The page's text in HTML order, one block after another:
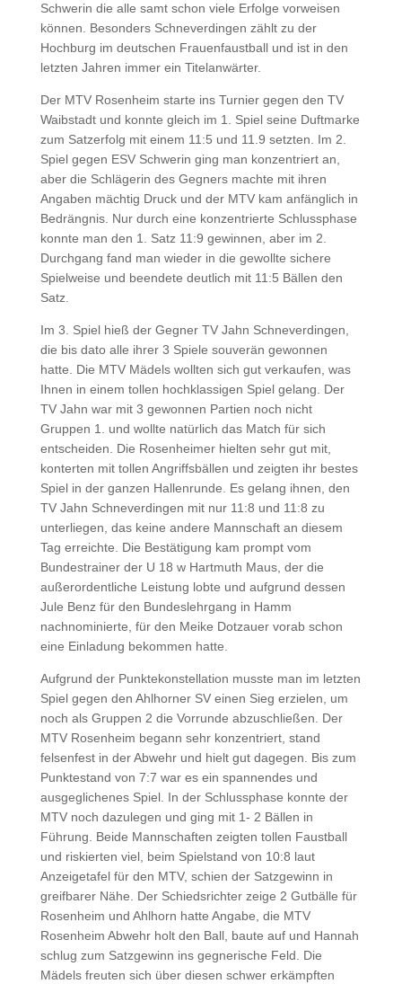
Schwerin die alle samt schon viele Erfolge vorweisen
können. Besonders Schneverdingen zählt zu der
Hochburg im deutschen Frauenfaustball und ist in den
letzten Jahren immer ein Titelanwärter.
Der MTV Rosenheim starte ins Turnier gegen den TV
Waibstadt und konnte gleich im 1. Spiel seine Duftmarke
zum Satzerfolg mit einem 11:5 und 11.9 setzten. Im 2.
Spiel gegen ESV Schwerin ging man konzentriert an,
aber die Schlägerin des Gegners machte mit ihren
Angaben mächtig Druck und der MTV kam anfänglich in
Bedrängnis. Nur durch eine konzentrierte Schlussphase
konnte man den 1. Satz 11:9 gewinnen, aber im 2.
Durchgang fand man wieder in die gewollte sichere
Spielweise und beendete deutlich mit 11:5 Bällen den
Satz.
Im 3. Spiel hieß der Gegner TV Jahn Schneverdingen,
die bis dato alle ihrer 3 Spiele souverän gewonnen
hatte. Die MTV Mädels wollten sich gut verkaufen, was
Ihnen in einem tollen hochklassigen Spiel gelang. Der
TV Jahn war mit 3 gewonnen Partien noch nicht
Gruppen 1. und wollte natürlich das Match für sich
entscheiden. Die Rosenheimer hielten sehr gut mit,
konterten mit tollen Angriffsbällen und zeigten ihr bestes
Spiel in der ganzen Hallenrunde. Es gelang ihnen, den
TV Jahn Schneverdingen mit nur 11:8 und 11:8 zu
unterliegen, das keine andere Mannschaft an diesem
Tag erreichte. Die Bestätigung kam prompt vom
Bundestrainer der U 18 w Hartmuth Maus, der die
außerordentliche Leistung lobte und aufgrund dessen
Jule Benz für den Bundeslehrgang in Hamm
nachnominierte, für den Meike Dotzauer vorab schon
eine Einladung bekommen hatte.
Aufgrund der Punktekonstellation musste man im letzten
Spiel gegen den Ahlhorner SV einen Sieg erzielen, um
noch als Gruppen 2 die Vorrunde abzuschließen. Der
MTV Rosenheim begann sehr konzentriert, stand
felsenfest in der Abwehr und hielt gut dagegen. Bis zum
Punktestand von 7:7 war es ein spannendes und
ausgeglichenes Spiel. In der Schlussphase konnte der
MTV noch dazulegen und ging mit 1- 2 Bällen in
Führung. Beide Mannschaften zeigten tollen Faustball
und riskierten viel, beim Spielstand von 10:8 laut
Anzeigetafel für den MTV, schien der Satzgewinn in
greifbarer Nähe. Der Schiedsrichter zeige 2 Gutbälle für
Rosenheim und Ahlhorn hatte Angabe, die MTV
Rosenheim Abwehr holt den Ball, baute auf und Hannah
schlug zum Satzgewinn ins gegnerische Feld. Die
Mädels freuten sich über diesen schwer erkämpften